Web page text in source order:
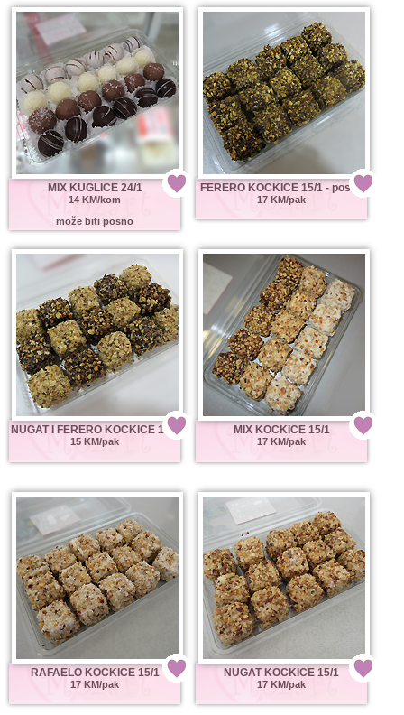
MIX KUGLICE 24/1
14 KM/kom
može biti posno
FERERO KOCKICE 15/1 - posno
17 KM/pak
NUGAT I FERERO KOCKICE 15/1
15 KM/pak
MIX KOCKICE 15/1
17 KM/pak
RAFAELO KOCKICE 15/1
17 KM/pak
NUGAT KOCKICE 15/1
17 KM/pak